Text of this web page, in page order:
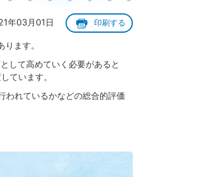
年03月01日 印刷する
ます。
して高めていく必要があると
ています。
われているかなどの総合的評価